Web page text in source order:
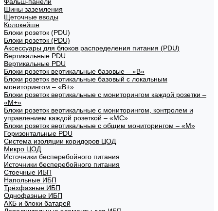
Шины заземления
Щеточные вводы
Колокейшн
Блоки розеток (PDU)
Блоки розеток (PDU)
Аксессуары для блоков распределения питания (PDU)
Вертикальные PDU
Вертикальные PDU
Блоки розеток вертикальные базовые – «В»
Блоки розеток вертикальные базовый с локальным
мониторингом – «В+»
Блоки розеток вертикальные с мониторингом каждой розетки –
«М+»
Блоки розеток вертикальные с мониторингом, контролем и
управлением каждой розеткой – «МС»
Блоки розеток вертикальные с общим мониторингом – «М»
Горизонтальные PDU
Система изоляции коридоров ЦОД
Микро ЦОД
Источники бесперебойного питания
Источники бесперебойного питания
Стоечные ИБП
Напольные ИБП
Трёхфазные ИБП
Однофазные ИБП
АКБ и блоки батарей